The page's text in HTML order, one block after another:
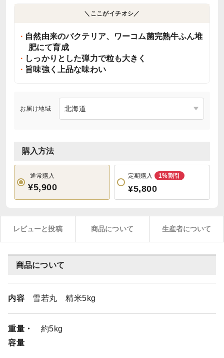
＼ここがイチオシ／
自然由来のバクテリア、ワーコム菌完熟牛ふん堆
肥にて育成
しっかりとした弾力で粒も大きく
旨味強く上品な味わい
お届け地域
購入方法
通常購入
¥5,900
定期購入 1%割引
¥5,800
レビューと投稿 商品について 生産者について
商品について
内容 雪若丸 精米5kg
重量・
容量
約5kg